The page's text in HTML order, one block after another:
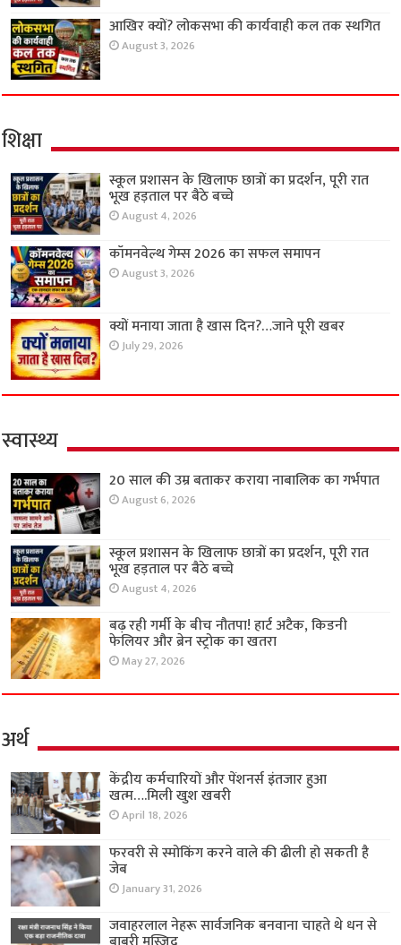
आखिर क्यों? लोकसभा की कार्यवाही कल तक स्थगित
August 3, 2026
शिक्षा
स्कूल प्रशासन के खिलाफ छात्रों का प्रदर्शन, पूरी रात
भूख हड़ताल पर बैठे बच्चे
August 4, 2026
कॉमनवेल्थ गेम्स 2026 का सफल समापन
August 3, 2026
क्यों मनाया जाता है खास दिन?…जाने पूरी खबर
July 29, 2026
स्वास्थ्य
20 साल की उम्र बताकर कराया नाबालिक का गर्भपात
August 6, 2026
स्कूल प्रशासन के खिलाफ छात्रों का प्रदर्शन, पूरी रात
भूख हड़ताल पर बैठे बच्चे
August 4, 2026
बढ़ रही गर्मी के बीच नौतपा! हार्ट अटैक, किडनी
फेलियर और ब्रेन स्ट्रोक का खतरा
May 27, 2026
अर्थ
केंद्रीय कर्मचारियों और पेंशनर्स इंतजार हुआ
खत्म….मिली खुश खबरी
April 18, 2026
फरवरी से स्मोकिंग करने वाले की ढीली हो सकती है
जेब
January 31, 2026
जवाहरलाल नेहरू सार्वजनिक बनवाना चाहते थे धन से